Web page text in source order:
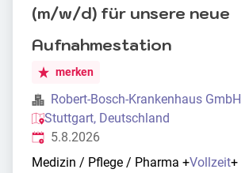
(m/w/d) für unsere neue
Aufnahmestation
merken
Robert-Bosch-Krankenhaus GmbH
Stuttgart, Deutschland
Veröffentlicht
5.8.2026
Medizin / Pflege / Pharma +Vollzeit+